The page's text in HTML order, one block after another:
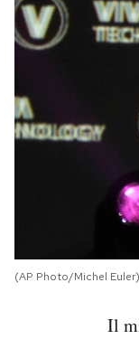
(AP Photo/Michel Euler)
Il